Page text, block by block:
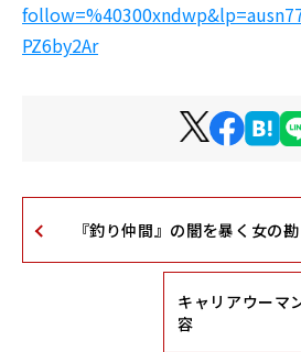
PZ6by2Ar
『釣り仲間』の闇を暴く女の勘
キャリアウーマ
容